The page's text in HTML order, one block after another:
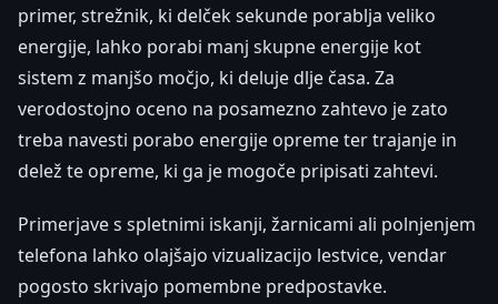
primer, strežnik, ki delček sekunde porablja veliko
energije, lahko porabi manj skupne energije kot
sistem z manjšo močjo, ki deluje dlje časa. Za
verodostojno oceno na posamezno zahtevo je zato
treba navesti porabo energije opreme ter trajanje in
delež te opreme, ki ga je mogoče pripisati zahtevi.
Primerjave s spletnimi iskanji, žarnicami ali polnjenjem
telefona lahko olajšajo vizualizacijo lestvice, vendar
pogosto skrivajo pomembne predpostavke.